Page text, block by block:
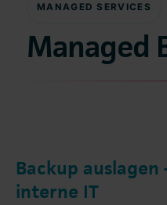
MANAGED SERVICES
Managed
Backup
interne IT